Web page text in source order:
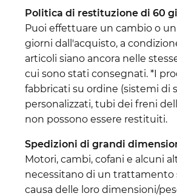
Politica di restituzione di 60
Puoi effettuare un cambio o
giorni dall'acquisto, a
articoli siano ancora nelle
cui sono stati consegnati. *I
fabbricati su ordine (sistemi di
personalizzati, tubi dei freni
non possono essere restituiti.
Spedizioni di grandi
Motori, cambi, cofani e alcuni
necessitano di un trattamento
causa delle loro dimensioni/